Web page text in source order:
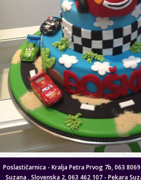
Poslastičarnica - Kralja Petra Prvog 7b, 063
Suzana , Slovenska 2, 063 462 107 - Pekara